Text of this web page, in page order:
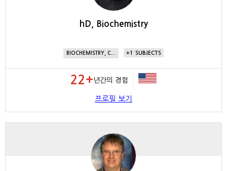
hD, Biochemistry
BIOCHEMISTRY, C... 1
22+ 년간의 경험
프로필 보기